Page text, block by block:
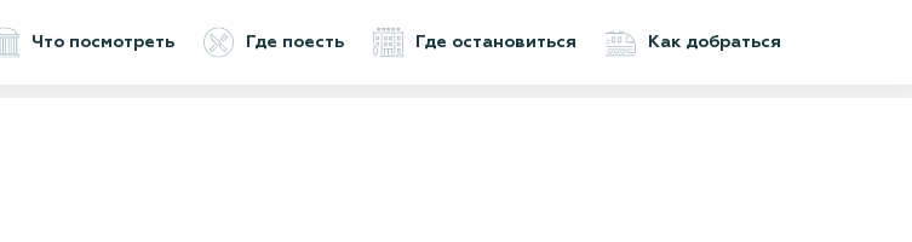
Что посмотреть Где поесть Где остановиться Как добраться